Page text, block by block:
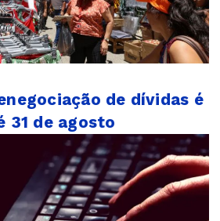
de dívidas é
31 de agosto